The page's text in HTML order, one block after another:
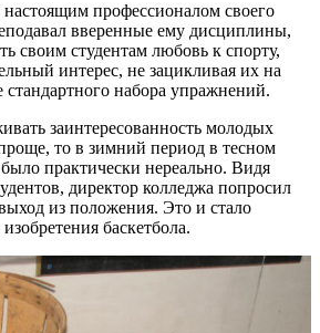
профессионалом своего
вверенные ему дисциплины,
своим студентам любовь к спорту,
интерес, не зацикливая их на
набора упражнений.
заинтересованность молодых
то в зимний период в тесном
было практически нереально. Видя
директор колледжа попросил
из положения. Это и стало
баскетбола.